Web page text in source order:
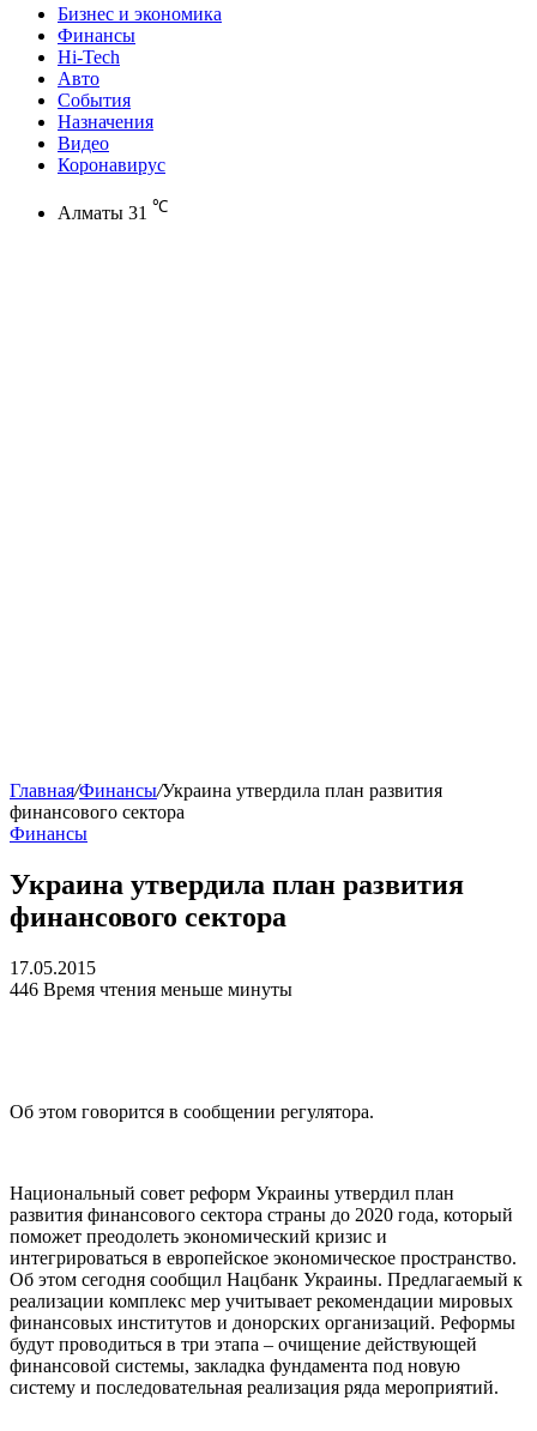
Бизнес и экономика
Финансы
Hi-Tech
Авто
События
Назначения
Видео
Коронавирус
Алматы 31 ℃
Главная/Финансы/Украина утвердила план развития
финансового сектора
Финансы
Украина утвердила план развития
финансового сектора
17.05.2015
446 Время чтения меньше минуты
Об этом говорится в сообщении регулятора.
Национальный совет реформ Украины утвердил план
развития финансового сектора страны до 2020 года, который
поможет преодолеть экономический кризис и
интегрироваться в европейское экономическое пространство.
Об этом сегодня сообщил Нацбанк Украины. Предлагаемый к
реализации комплекс мер учитывает рекомендации мировых
финансовых институтов и донорских организаций. Реформы
будут проводиться в три этапа – очищение действующей
финансовой системы, закладка фундамента под новую
систему и последовательная реализация ряда мероприятий.